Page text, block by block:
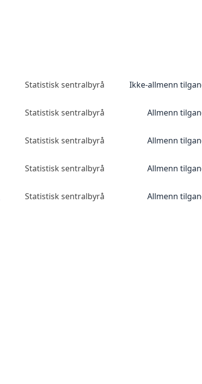
Statistisk sentralbyrå Ikke-allmenn
Statistisk sentralbyrå Allmenn
Statistisk sentralbyrå Allmenn
Statistisk sentralbyrå Allmenn
Statistisk sentralbyrå Allmenn